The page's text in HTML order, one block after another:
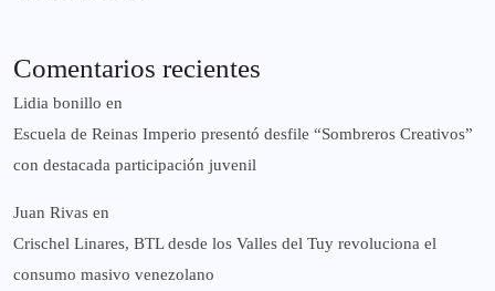
Comentarios recientes
Lidia bonillo en
Escuela de Reinas Imperio presentó desfile “Sombreros Creativos”
con destacada participación juvenil
Juan Rivas en
Crischel Linares, BTL desde los Valles del Tuy revoluciona el
consumo masivo venezolano